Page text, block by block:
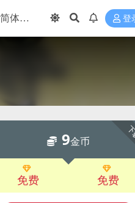
登
9金币
免费 免费